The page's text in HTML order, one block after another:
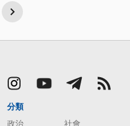
分類
政治
社會